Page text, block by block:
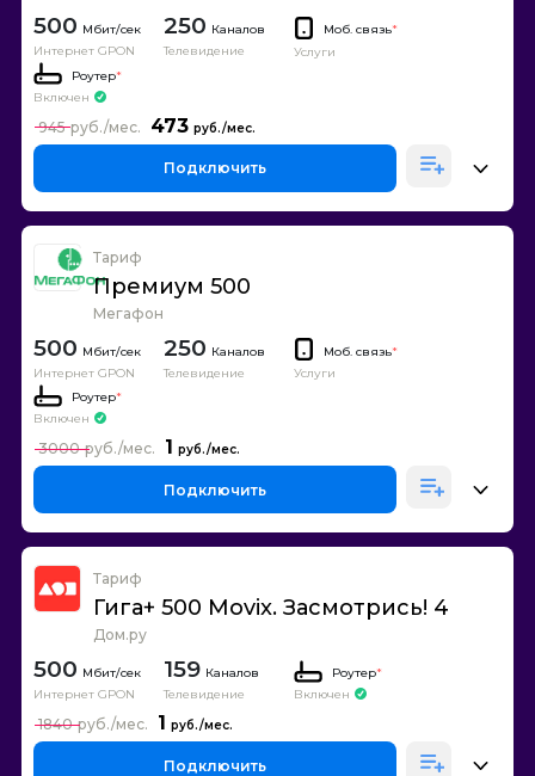
500
Интернет GPON
250 Каналов
Телевидение
Моб. связь*
Услуги
Роутер*
Включен
473
945
Подключить
Тариф
Премиум 500
Мегафон
500
Интернет GPON
250 Каналов
Телевидение
Моб. связь*
Услуги
Роутер*
Включен
1
3000
Подключить
Тариф
Гига+ 500 Movix. Засмотрись! 4
Дом.ру
500
Интернет GPON
159 Каналов
Телевидение
Роутер*
Включен
1
1840
Подключить